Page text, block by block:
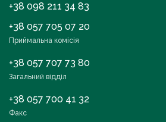
+38 098 211 34 83
+38 057 705 07 20
Приймальна комісія
+38 057 707 73 80
Загальний відділ
+38 057 700 41 32
Факс